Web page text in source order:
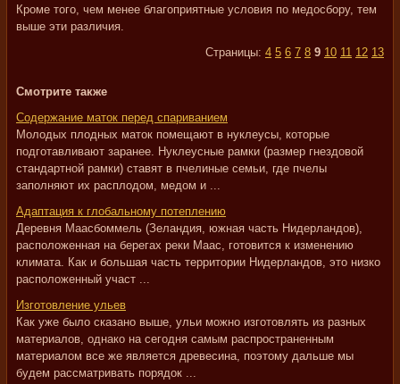
Кроме того, чем менее благоприятные условия по медосбору, тем
выше эти различия.
Страницы: 4 5 6 7 8 9 10 11 12 13
Смотрите также
Содержание маток перед спариванием
Молодых плодных маток помещают в нуклеусы, которые
подготавливают заранее. Нуклеусные рамки (размер гнездовой
стандартной рамки) ставят в пчелиные семьи, где пчелы
заполняют их расплодом, медом и ...
Адаптация к глобальному потеплению
Деревня Маасбоммель (Зеландия, южная часть Нидерландов),
расположенная на берегах реки Маас, готовится к изменению
климата. Как и большая часть территории Нидерландов, это низко
расположенный участ ...
Изготовление ульев
Как уже было сказано выше, ульи можно изготовлять из разных
материалов, однако на сегодня самым распространенным
материалом все же является древесина, поэтому дальше мы
будем рассматривать порядок ...